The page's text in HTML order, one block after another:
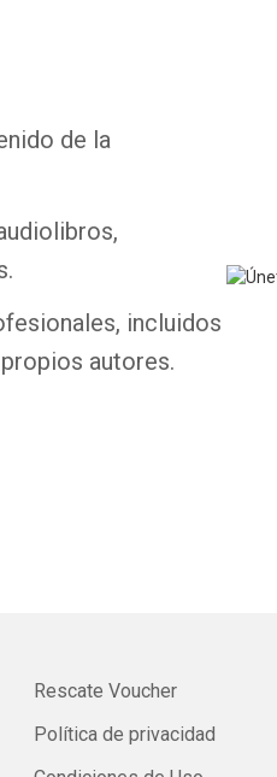
de la
incluidos
autores.
Rescate Voucher
Política de privacidad